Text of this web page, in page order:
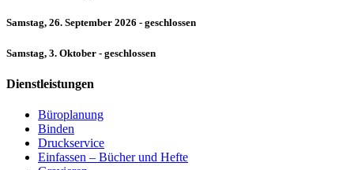
Samstag, 26. September 2026 - geschlossen
Samstag, 3. Oktober - geschlossen
Dienstleistungen
Büroplanung
Binden
Druckservice
Einfassen – Bücher und Hefte